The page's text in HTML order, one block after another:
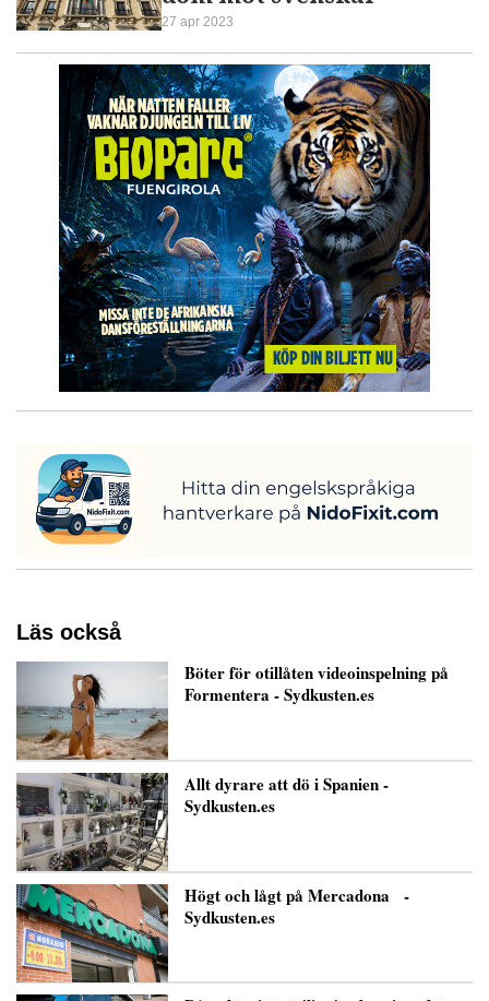
27 apr 2023